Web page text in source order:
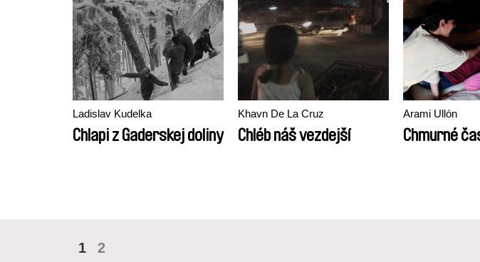
Ladislav Kudelka
Chlapi z Gaderskej doliny
Khavn De La Cruz
Chléb náš vezdejší
Arami Ullón
Chmurné
1 2